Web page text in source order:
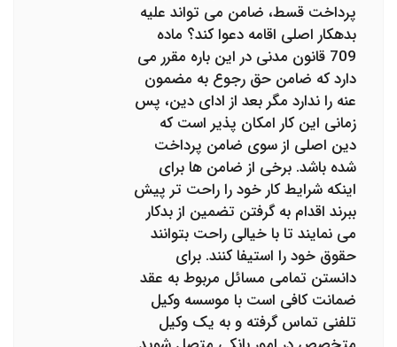
پرداخت قسط، ضامن می تواند علیه
بدهکار اصلی اقامه دعوا کند؟ ماده
709 قانون مدنی در این باره مقرر می
دارد که ضامن حق رجوع به مضمون
عنه را ندارد مگر بعد از ادای دین، پس
زمانی این کار امکان پذیر است که
دین اصلی از سوی ضامن پرداخت
شده باشد. برخی از ضامن ها برای
اینکه شرایط کار خود را راحت تر پیش
ببرند اقدام به گرفتن تضمین از بدکار
می نمایند تا با خیالی راحت بتوانند
حقوق خود را استیفا کنند. برای
دانستن تمامی مسائل مربوط به عقد
ضمانت کافی است با موسسه وکیل
تلفنی تماس گرفته و به یک وکیل